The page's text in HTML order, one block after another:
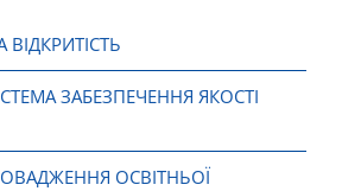
ЗАБЕЗПЕЧЕННЯ ЯКОСТІ
ОСВІТНЬОЇ